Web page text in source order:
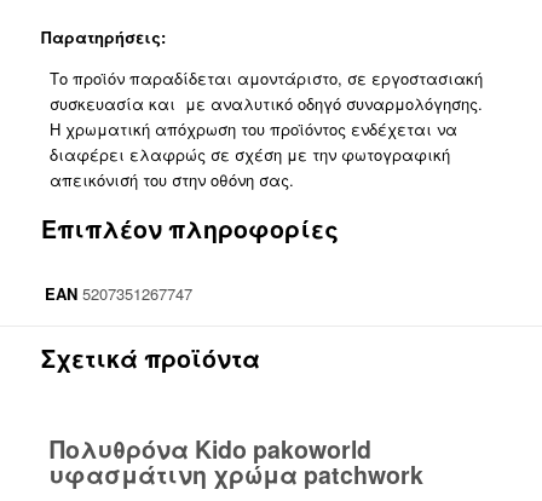
Παρατηρήσεις:
Το προϊόν παραδίδεται αμοντάριστο, σε εργοστασιακή
συσκευασία και με αναλυτικό οδηγό συναρμολόγησης.
Η χρωματική απόχρωση του προϊόντος ενδέχεται να
διαφέρει ελαφρώς σε σχέση με την φωτογραφική
απεικόνισή του στην οθόνη σας.
Επιπλέον πληροφορίες
EAN 5207351267747
Σχετικά προϊόντα
Πολυθρόνα Kido pakoworld
υφασμάτινη χρώμα patchwork